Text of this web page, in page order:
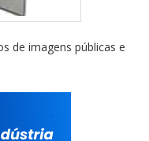
de imagens públicas e